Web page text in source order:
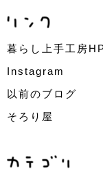
暮らし上手工房
Instagram
以前のブログ
そろり屋